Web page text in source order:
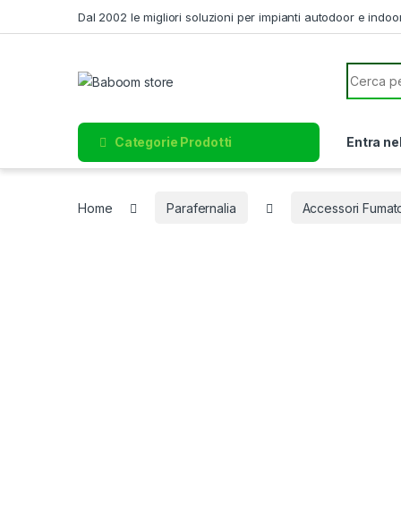
Dal 2002 le migliori soluzioni per impianti autodoor e
Search
Categorie Prodotti Entra
Home Parafernalia Accessori